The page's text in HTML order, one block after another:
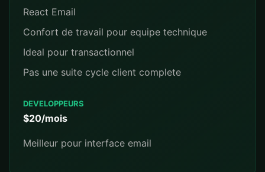
React Email
Confort de travail pour equipe technique
Ideal pour transactionnel
Pas une suite cycle client complete
DEVELOPPEURS
$20/mois
Meilleur pour interface email